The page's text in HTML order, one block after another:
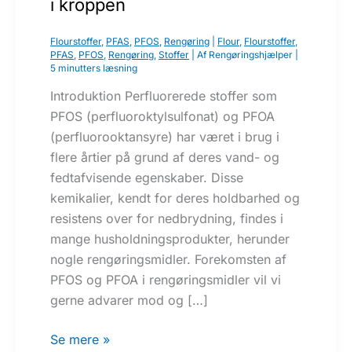
i kroppen
Flourstoffer, PFAS PFOS Rengøring Flour, Flourstoffer,
PFAS PFOS Rengøring Stoffer | Af Rengøringshjælper
5 minutters læsning
Introduktion Perfluorerede stoffer som
PFOS (perfluoroktylsulfonat) og PFOA
(perfluorooktansyre) har været i brug i
flere årtier på grund af deres vand- og
fedtafvisende egenskaber. Disse
kemikalier, kendt for deres holdbarhed og
resistens over for nedbrydning, findes i
mange husholdningsprodukter, herunder
nogle rengøringsmidler. Forekomsten af
PFOS og PFOA i rengøringsmidler vil vi
gerne advarer mod og […]
PFOS
Se mere »